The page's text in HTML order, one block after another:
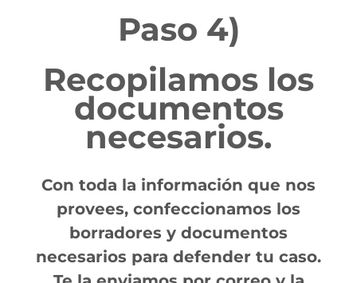
Paso 4)
Recopilamos los
documentos
necesarios.
Con toda la información que nos
provees, confeccionamos los
borradores y documentos
necesarios para defender tu caso.